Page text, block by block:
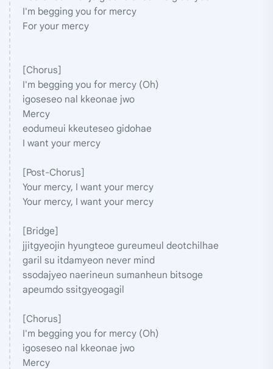
I'm begging you for mercy
For your mercy
[Chorus]
I'm begging you for mercy (Oh)
igoseseo nal kkeonae jwo
Mercy
eodumeui kkeuteseo gidohae
I want your mercy
[Post-Chorus]
Your mercy, I want your mercy
Your mercy, I want your mercy
[Bridge]
jjitgyeojin hyungteoe gureumeul deotchilhae
garil su itdamyeon never mind
ssodajyeo naerineun sumanheun bitsoge
apeumdo ssitgyeogagil
[Chorus]
I'm begging you for mercy (Oh)
igoseseo nal kkeonae jwo
Mercy